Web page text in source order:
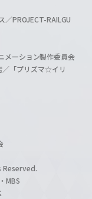
PROJECT-RAILGU
ーション製作委員会
／「プリズマ☆イリ
Reserved.
MBS